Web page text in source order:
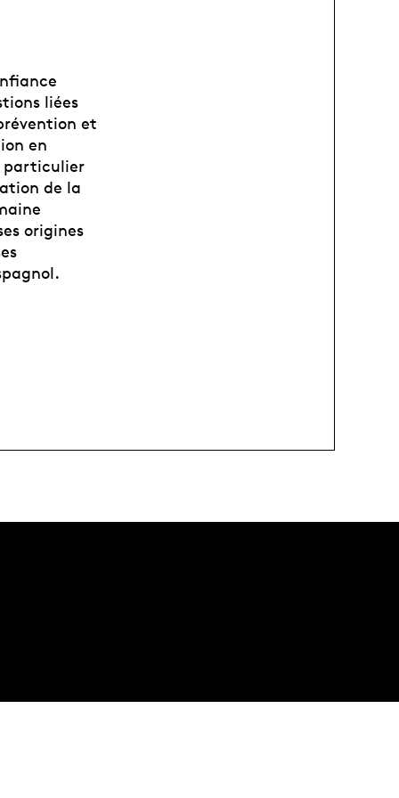
liées
et
en
particulier
de la
origines